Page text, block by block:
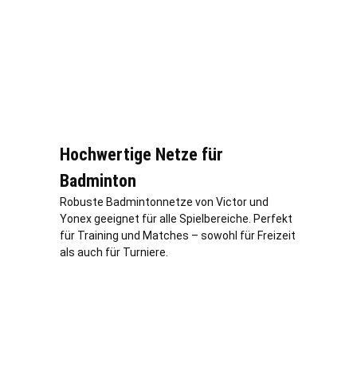
Hochwertige Netze für
Badminton
Robuste Badmintonnetze von Victor und
Yonex geeignet für alle Spielbereiche. Perfekt
für Training und Matches – sowohl für Freizeit
als auch für Turniere.